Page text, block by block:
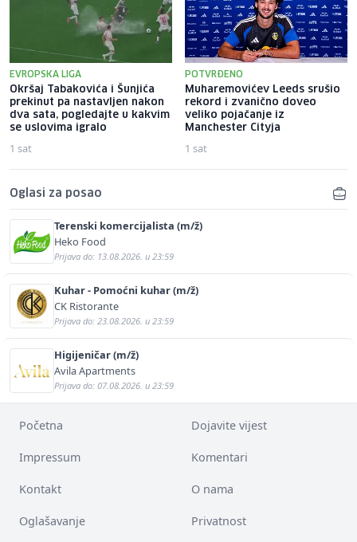
EVROPSKA LIGA
Okršaj Tabakovića i Šunjića
prekinut pa nastavljen nakon
dva sata, pogledajte u kakvim
se uslovima igralo
1 sat
POTVRĐENO
Muharemovićev Leeds srušio
rekord i zvanično doveo
veliko pojačanje iz
Manchester Cityja
1 sat
Oglasi za posao
Terenski komercijalista (m/ž)
Heko Food
Prijava do: 13.08.2026. u 23:59
Kuhar - Pomoćni kuhar (m/ž)
CK Ristorante
Prijava do: 23.08.2026. u 23:59
Higijeničar (m/ž)
Avila Apartments
Prijava do: 07.08.2026. u 23:59
Početna Dojavite vijest
Impressum Komentari
Kontakt O nama
Oglašavanje Privatnost